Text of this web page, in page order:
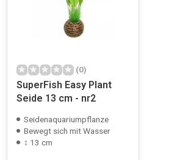
(0)
SuperFish Easy Plant
Seide 13 cm - nr2
Seidenaquariumpflanze
Bewegt sich mit Wasser
↕ 13 cm